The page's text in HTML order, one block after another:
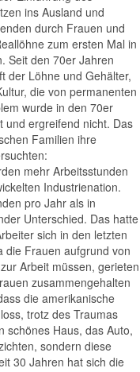
ins Ausland und
durch Frauen und
zum ersten Mal in
Seit den 70er Jahren
der Löhne und Gehälter,
die von permanenten
wurde in den 70er
und ergreifend nicht. Das
Familien ihre
mehr Arbeitsstunden
Industrienation.
pro Jahr als in
Unterschied. Das hatte
sich in den letzten
die Frauen aufgrund von
Arbeit müssen, gerieten
zusammengehalten
die amerikanische
trotz des Traumas
schönes Haus, das Auto,
sondern diese
30 Jahren hat sich die